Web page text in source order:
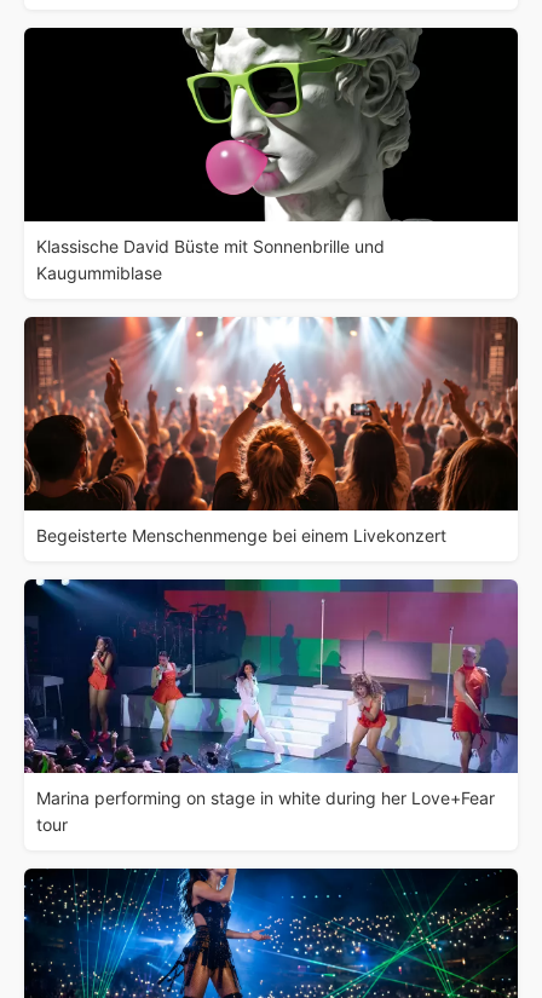
Klassische David Büste mit Sonnenbrille und
Kaugummiblase
Begeisterte Menschenmenge bei einem Livekonzert
Marina performing on stage in white during her Love+Fear
tour